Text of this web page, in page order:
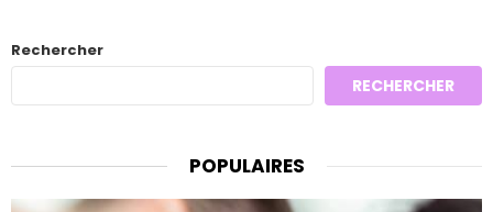
Rechercher
RECHERCHER
POPULAIRES